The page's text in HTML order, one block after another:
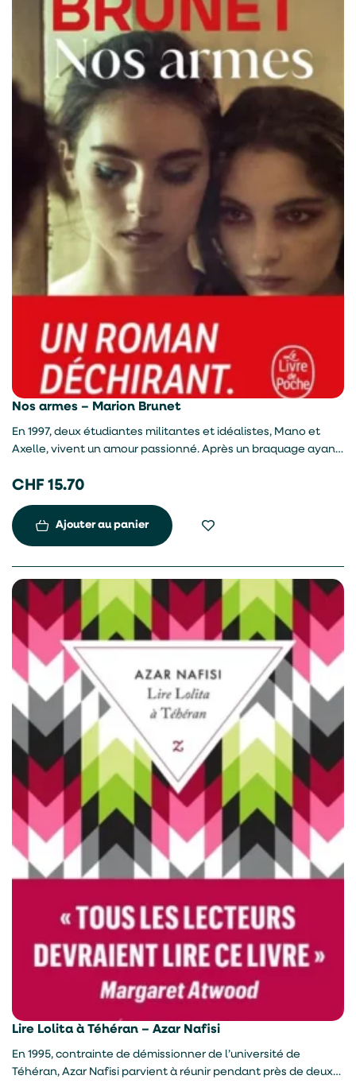
Nos armes – Marion Brunet
En 1997, deux étudiantes militantes et idéalistes, Mano et
Axelle, vivent un amour passionné. Après un braquage ayant
vingt-cinq ans de prison alors que Mano s’échappe et
française. A sa sortie de prison, Axelle recherche sa
camarade perdue, en quête d’amour et de justice.
CHF 15.70
Ajouter au panier
Lire Lolita à Téhéran – Azar Nafisi
En 1995, contrainte de démissionner de l’université de
Téhéran, Azar Nafisi parvient à réunir pendant près de deux